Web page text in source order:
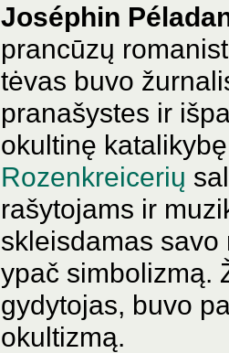
Joséphin
prancūzų
tėvas buvo
pranašystes ir
okultinę
Rozenkreicerių
rašytojams ir
skleisdamas
ypač simbolizmą.
gydytojas, buvo
okultizmą.